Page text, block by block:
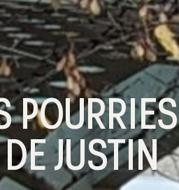
JUSTIN